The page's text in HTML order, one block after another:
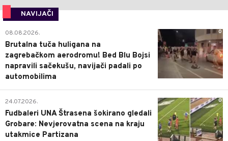
NAVIJAČI
0
08.08.2026.
Brutalna tuča huligana na
zagrebačkom aerodromu! Bed Blu Bojsi
napravili sačekušu, navijači padali po
automobilima
0
24.07.2026.
Fudbaleri UNA Štrasena šokirano gledali
Grobare: Nevjerovatna scena na kraju
utakmice Partizana